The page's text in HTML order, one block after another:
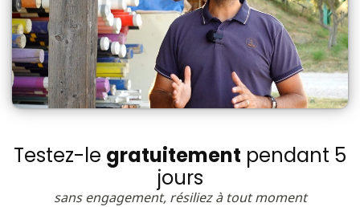
Testez-le gratuitement pendant 5
jours
sans engagement, résiliez à tout moment